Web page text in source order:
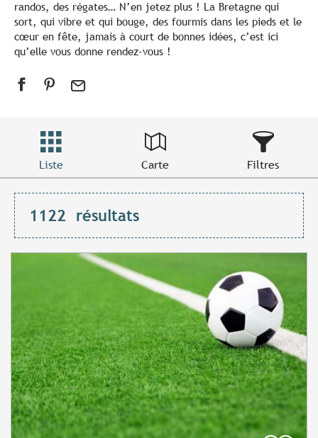
randos, des régates… N’en jetez plus ! La Bretagne qui
sort, qui vibre et qui bouge, des fourmis dans les pieds et le
cœur en fête, jamais à court de bonnes idées, c’est ici
qu’elle vous donne rendez-vous !
Liste Carte Filtres
1122 résultats